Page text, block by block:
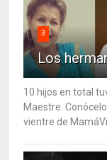
3
Los
10 hijos en total
Maestre.
vientre de